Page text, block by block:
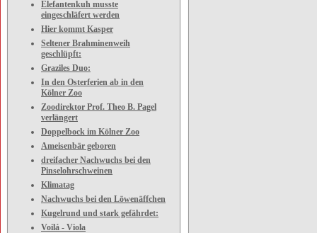
Elefantenkuh musste
eingeschläfert werden
Hier kommt Kasper
Seltener Brahminenweih
geschlüpft:
Graziles Duo:
In den Osterferien ab in den
Kölner Zoo
Zoodirektor Prof. Theo B. Pagel
verlängert
Doppelbock im Kölner Zoo
Ameisenbär geboren
dreifacher Nachwuchs bei den
Pinselohrschweinen
Klimatag
Nachwuchs bei den Löwenäffchen
Kugelrund und stark gefährdet:
Voilá - Viola